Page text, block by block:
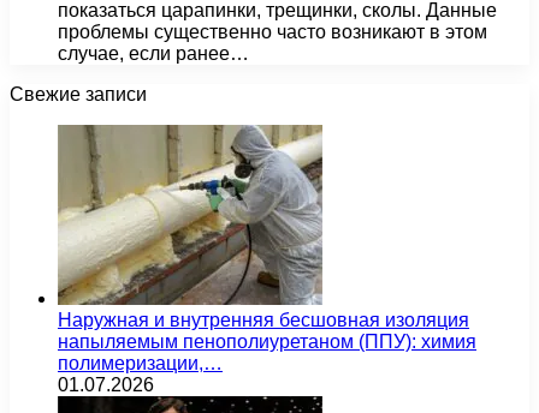
показаться царапинки, трещинки, сколы. Данные
проблемы существенно часто возникают в этом
случае, если ранее…
Свежие записи
Наружная и внутренняя бесшовная изоляция
напыляемым пенополиуретаном (ППУ): химия
полимеризации,…
01.07.2026